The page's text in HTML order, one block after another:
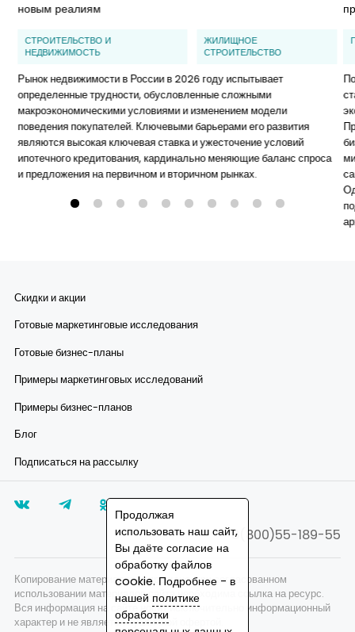
новым реалиям
СТРОИТЕЛЬСТВО И
НЕДВИЖИМОСТЬ
ЖИЛИЩНОЕ
СТРОИТЕЛЬСТВО
Рынок недвижимости в России в 2026 году испытывает
определенные трудности, обусловленные сложными
макроэкономическими условиями и изменением модели
поведения покупателей. Ключевыми барьерами его развития
являются высокая ключевая ставка и ужесточение условий
ипотечного кредитования, кардинально меняющие баланс спроса
и предложения на первичном и вторичном рынках.
Скидки и акции
Готовые маркетинговые исследования
Готовые бизнес-планы
Примеры маркетинговых исследований
Примеры бизнес-планов
Блог
Подписаться на рассылку
8(800)55-189-55
Копирование материалов запрещено, при согласованном
использовании материалов сайта необходима ссылка на ресурс.
Вся информация на сайте носит исключительно информационный
характер и не является публичной офертой.
Продолжая
использовать наш сайт,
Вы даёте согласие на
обработку файлов
cookie. Подробнее - в
нашей политике
обработки